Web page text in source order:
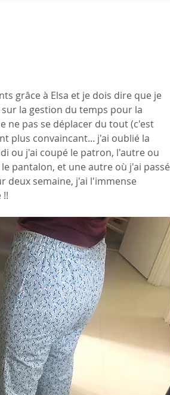
grâce à Elsa et je dois dire que je
la gestion du temps pour la
ne pas se déplacer du tout (c'est
plus convaincant... j'ai oublié la
ou j'ai coupé le patron, l'autre ou
pantalon, et une autre où j'ai passé
deux semaine, j'ai l'immense